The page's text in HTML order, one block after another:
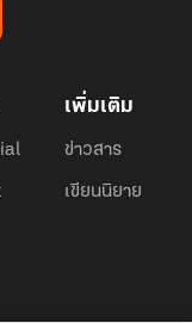
เพิ่มเติม
ข่าวสาร
เขียนนิยาย